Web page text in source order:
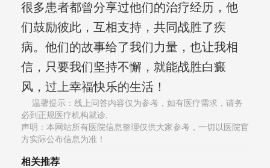
很多患者都曾分享过他们的治疗经历，他
们鼓励彼此，互相支持，共同战胜了疾
病。他们的故事给了我们力量，也让我相
信，只要我们坚持不懈，就能战胜白癜
风，过上幸福快乐的生活！
温馨提示：线上问答内容仅为参考，如有医疗需求，请务
必到正规医疗机构就诊,
声明：本网站所有医院信息整理仅供大家参考，一切以医院官
方实际公布信息为准！
相关推荐